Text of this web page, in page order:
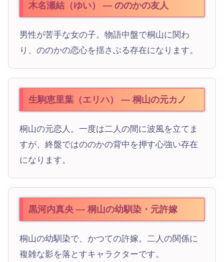
木名瀬結（ゆい） — ののかの友人
男性が苦手な女の子。物語中盤で桐山に関わ
り、ののかの恋心を揺さぶる存在になります。
生駒恵里葉（エリハ） — 桐山の元カノ
桐山の元恋人。一度は二人の間に波風を立てま
すが、終盤ではののかの背中を押す心強い存在
になります。
黒河内真央 — 桐山の幼馴染・元許嫁
桐山の幼馴染で、かつての許嫁。二人の関係に
複雑な影を落とすキャラクターです。